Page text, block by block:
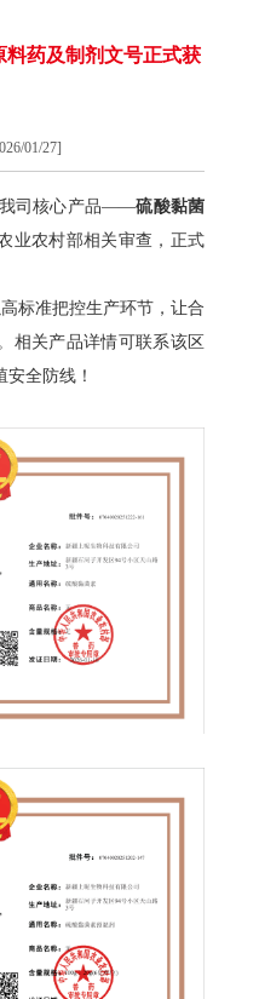
料药及制剂文号正式获
01/27]
司核心产品——硫酸黏菌
业农村部相关审查，正式
标准把控生产环节，让合
相关产品详情可联系该区
全防线！